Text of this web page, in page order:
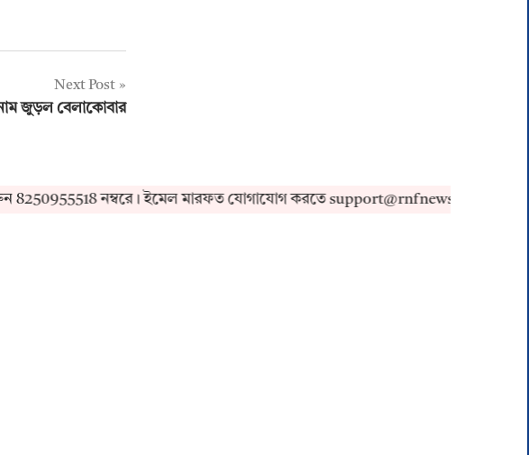
Next Post
জুড়ল বেলাকোবার
নম্বরে। ইমেল মারফত যোগাযোগ করতে support@rnfnews.in-এ মেইল করুন।